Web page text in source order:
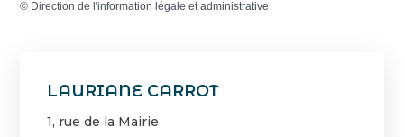
LAURIANE CARROT
1, rue de la Mairie
© Direction de l'information légale et administrative